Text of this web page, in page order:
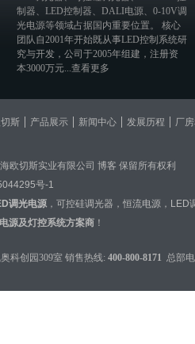
制器、 LED控制器、 DALI电源、 0-10V调
光电源等领域占据国内重要位置。 核心
团队自2001年开始既从事LED控制系统研
究与开发，公司于2005年组建，注册资
本3000万元...查看更多
斯 产品展示 新闻中心 发展历程
厂
欧切斯实业有限公司 博客 保留所有权利
号-1
调光电源 ， 可控硅调光器 ， 恒流电源 ， LED
源及灯控系统方案商 ！
科创园309室 销售热线: 400-800-8171 总部